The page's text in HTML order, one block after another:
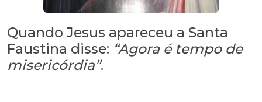
Quando Jesus apareceu a Santa
Faustina disse: “Agora é tempo de
misericórdia”.